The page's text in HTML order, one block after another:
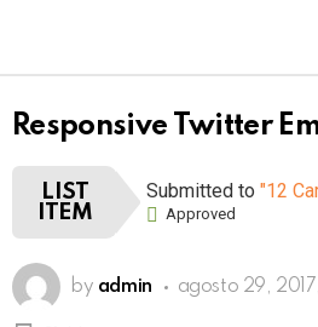
Responsive Twitter
LIST
ITEM
Submitted to"12 Cartoons
Approved
by admin agosto 29,